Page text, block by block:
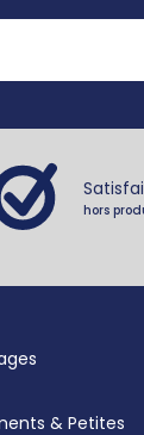
hors
& Petites